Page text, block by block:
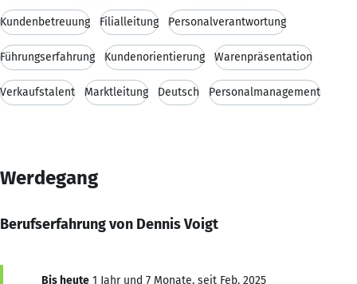
Kundenbetreuung Filialleitung Personalverantwortung
Führungserfahrung Kundenorientierung Warenpräsentation
Verkaufstalent Marktleitung Deutsch Personalmanagement
Werdegang
Berufserfahrung von Dennis Voigt
Bis heute 1 Jahr und 7 Monate, seit Feb. 2025